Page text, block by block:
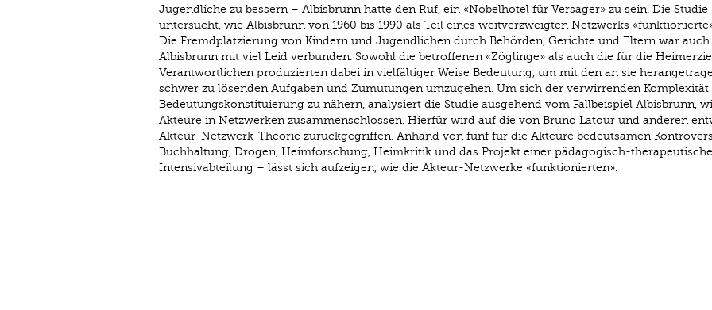
Jugendliche zu bessern – Albisbrunn hatte den Ruf, ein «Nobelhotel für Versager» zu sein. Die Studie
untersucht, wie Albisbrunn von 1960 bis 1990 als Teil eines weitverzweigten Netzwerks
Die Fremdplatzierung von Kindern und Jugendlichen durch Behörden, Gerichte und Eltern war auch
Albisbrunn mit viel Leid verbunden. Sowohl die betroffenen «Zöglinge» als auch die für die
Verantwortlichen produzierten dabei in vielfältiger Weise Bedeutung, um mit den an sie
schwer zu lösenden Aufgaben und Zumutungen umzugehen. Um sich der verwirrenden Komplexität
Bedeutungskonstituierung zu nähern, analysiert die Studie ausgehend vom Fallbeispiel Albisbrunn,
Akteure in Netzwerken zusammenschlossen. Hierfür wird auf die von ­Bruno Latour und anderen
Akteur-Netzwerk-Theorie zurück­gegriffen. Anhand von fünf für die Akteure bedeutsamen
Buchhaltung, Drogen, Heimforschung, Heim­kritik und das Projekt einer pädagogisch-­
Intensiv­abteilung – lässt sich aufzeigen, wie die Akteur-Netzwerke «funktionierten».